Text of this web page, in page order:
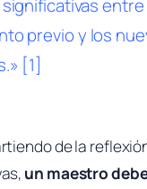
entre
previo y los
[1]
de la
un maestro